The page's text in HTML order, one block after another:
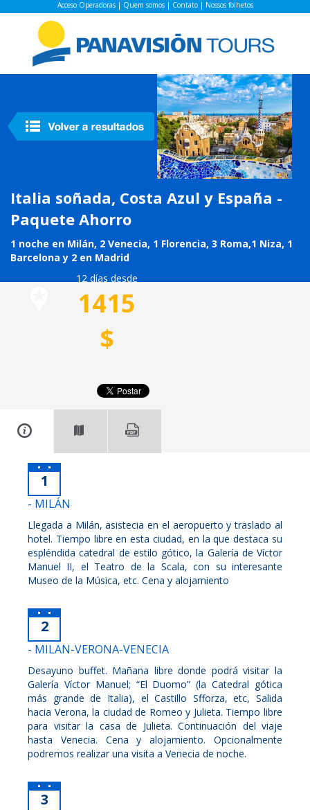
Acceso Operadoras| Quem somos| Contato| Nossos folhetos
Italia soñada, Costa Azul y España -
Paquete Ahorro
1 noche en Milán, 2 Venecia, 1 Florencia, 3 Roma,1 Niza, 1
Barcelona y 2 en Madrid
12 días desde
1415
$
1
- MILÁN
Llegada a Milán, asistecia en el aeropuerto y traslado al
hotel. Tiempo libre en esta ciudad, en la que destaca su
espléndida catedral de estilo gótico, la Galería de Víctor
Manuel II, el Teatro de la Scala, con su interesante
Museo de la Música, etc. Cena y alojamiento
2
- MILAN-VERONA-VENECIA
Desayuno buffet. Mañana libre donde podrá visitar la
Galería Víctor Manuel; “El Duomo” (la Catedral gótica
más grande de Italia), el Castillo Sfforza, etc, Salida
hacia Verona, la ciudad de Romeo y Julieta. Tiempo libre
para visitar la casa de Julieta. Continuación del viaje
hasta Venecia. Cena y alojamiento. Opcionalmente
podremos realizar una visita a Venecia de noche.
3